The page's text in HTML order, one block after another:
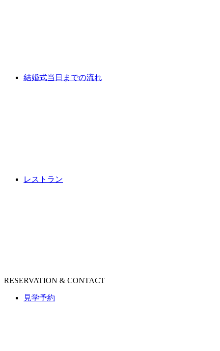
結婚式当日までの流れ
レストラン
RESERVATION & CONTACT
見学予約